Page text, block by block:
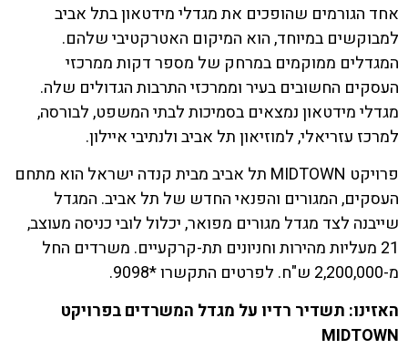
אחד הגורמים שהופכים את מגדלי מידטאון בתל אביב
למבוקשים במיוחד, הוא המיקום האטרקטיבי שלהם.
המגדלים ממוקמים במרחק של מספר דקות ממרכזי
העסקים החשובים בעיר וממרכזי התרבות הגדולים שלה.
מגדלי מידטאון נמצאים בסמיכות לבתי המשפט, לבורסה,
למרכז עזריאלי, למוזיאון תל אביב ולנתיבי איילון.
פרויקט MIDTOWN תל אביב מבית קנדה ישראל הוא מתחם
העסקים, המגורים והפנאי החדש של תל אביב. המגדל
שייבנה לצד מגדל מגורים מפואר, יכלול לובי כניסה מעוצב,
21 מעליות מהירות וחניונים תת-קרקעיים. משרדים החל
מ-2,200,000 ש"ח. לפרטים התקשרו *9098.
האזינו: תשדיר רדיו על מגדל המשרדים בפרויקט
MIDTOWN